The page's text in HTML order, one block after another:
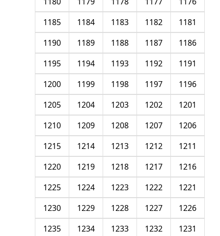
1181
1182
1183
1184
1185
1186
1187
1188
1189
1190
1191
1192
1193
1194
1195
1196
1197
1198
1199
1200
1201
1202
1203
1204
1205
1206
1207
1208
1209
1210
1211
1212
1213
1214
1215
1216
1217
1218
1219
1220
1221
1222
1223
1224
1225
1226
1227
1228
1229
1230
1231
1232
1233
1234
1235